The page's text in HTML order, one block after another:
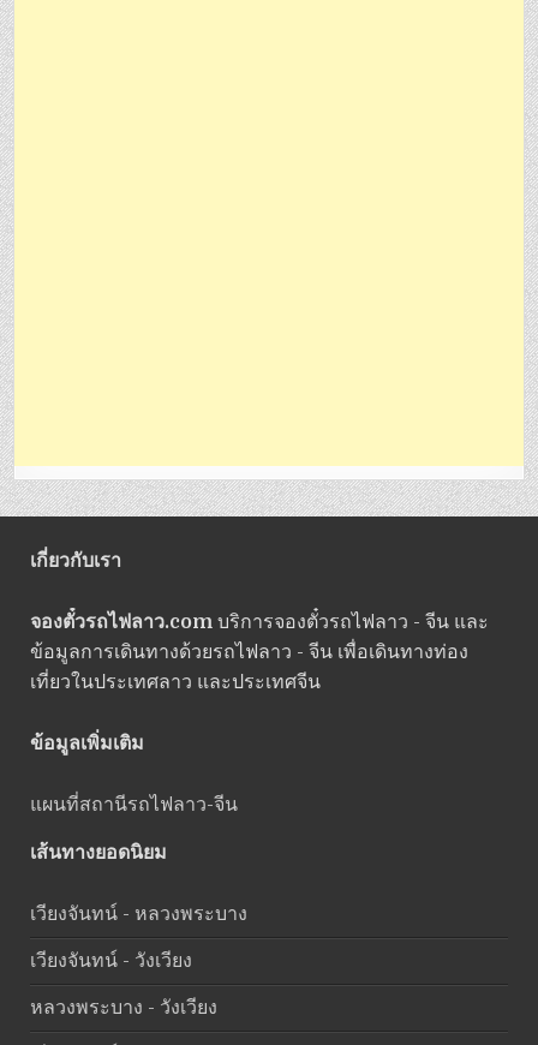
เกี่ยวกับเรา
จองตั๋วรถไฟลาว.com บริการจองตั๋วรถไฟลาว - จีน และ
ข้อมูลการเดินทางด้วยรถไฟลาว - จีน เพื่อเดินทางท่อง
เที่ยวในประเทศลาว และประเทศจีน
ข้อมูลเพิ่มเติม
แผนที่สถานีรถไฟลาว-จีน
เส้นทางยอดนิยม
เวียงจันทน์ - หลวงพระบาง
เวียงจันทน์ - วังเวียง
หลวงพระบาง - วังเวียง